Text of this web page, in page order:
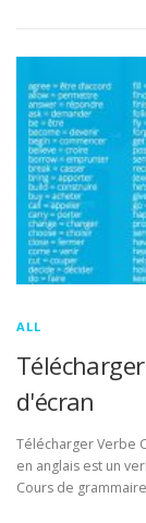
ALL
d'écran
Télécharger Verbe
en anglais est un
Cours de